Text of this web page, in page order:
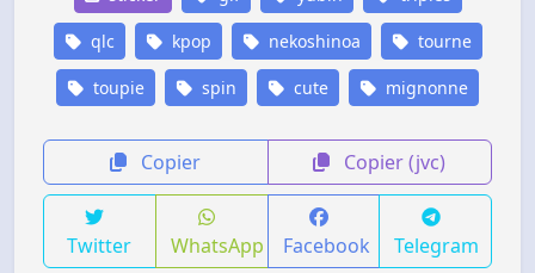
qlc kpop nekoshinoa tourne
toupie spin cute mignonne
Copier Copier (jvc)
Twitter WhatsApp Facebook Telegram